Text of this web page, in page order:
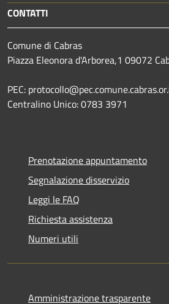
CONTATTI
Comune di Cabras
Piazza Eleonora d'Arborea,1 09072
PEC:
Centralino Unico: 0783 3971
Prenotazione appuntamento
Segnalazione disservizio
Leggi le FAQ
Richiesta assistenza
Numeri utili
Amministrazione trasparente